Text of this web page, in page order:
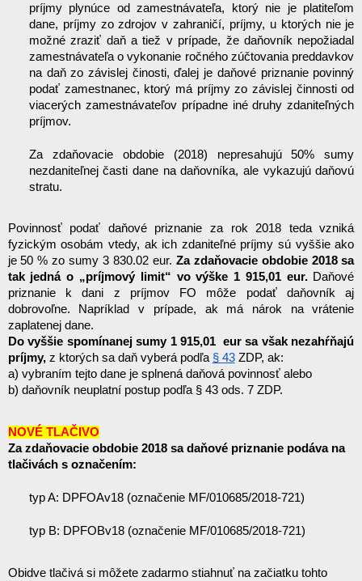
príjmy plynúce od zamestnávateľa, ktorý nie je platiteľom
dane, príjmy zo zdrojov v zahraničí, príjmy, u ktorých nie je
možné zraziť daň a tiež v prípade, že daňovník nepožiadal
zamestnávateľa o vykonanie ročného zúčtovania preddavkov
na daň zo závislej činosti, ďalej je daňové priznanie povinný
podať zamestnanec, ktorý má príjmy zo závislej činnosti od
viacerých zamestnávateľov prípadne iné druhy zdaniteľných
príjmov.
Za zdaňovacie obdobie (2018) nepresahujú 50% sumy
nezdaniteľnej časti dane na daňovníka, ale vykazujú daňovú
stratu.
Povinnosť podať daňové priznanie za rok 2018 teda vzniká
fyzickým osobám vtedy, ak ich zdaniteľné príjmy sú vyššie ako
je 50 % zo sumy 3 830.02 eur. Za zdaňovacie obdobie 2018 sa
tak jedná o „príjmový limit“ vo výške 1 915,01 eur. Daňové
priznanie k dani z príjmov FO môže podať daňovník aj
dobrovoľne. Napríklad v prípade, ak má nárok na vrátenie
zaplatenej dane.
Do vyššie spomínanej sumy 1 915,01  eur sa však nezahŕňajú
príjmy, z ktorých sa daň vyberá podľa § 43 ZDP, ak:
a) vybraním tejto dane je splnená daňová povinnosť alebo
b) daňovník neuplatní postup podľa § 43 ods. 7 ZDP.
NOVÉ TLAČIVO
Za zdaňovacie obdobie 2018 sa daňové priznanie podáva na
tlačivách s označením:
typ A: DPFOAv18 (označenie MF/010685/2018-721)
typ B: DPFOBv18 (označenie MF/010685/2018-721)
Obidve tlačivá si môžete zadarmo stiahnuť na začiatku tohto